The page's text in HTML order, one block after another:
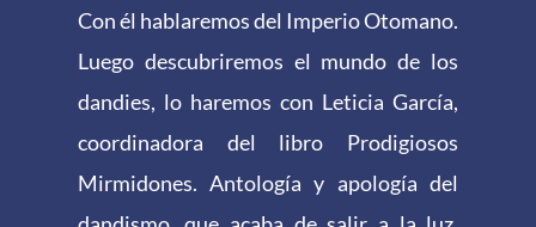
Con él hablaremos del Imperio Otomano.
Luego descubriremos el mundo de los
dandies, lo haremos con Leticia García,
coordinadora del libro Prodigiosos
Mirmidones. Antología y apología del